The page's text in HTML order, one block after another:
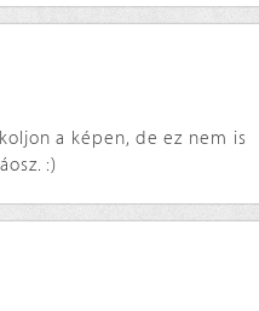
a képen, de ez nem is
:)